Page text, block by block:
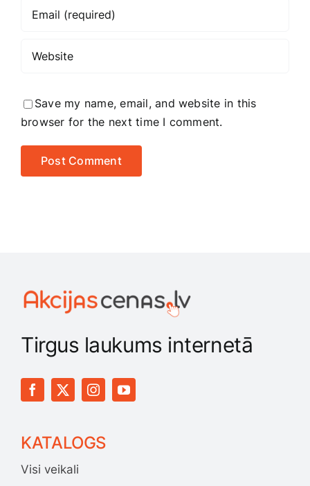
Save my name, email, and website in this
browser for the next time I comment.
Tirgus laukums internetā
KATALOGS
Visi veikali